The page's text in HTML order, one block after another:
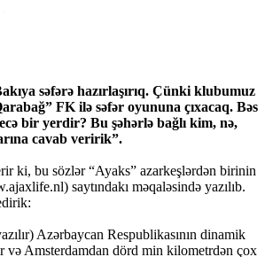
səfərə hazırlaşırıq. Çünki klubumuz
FK ilə səfər oyununa çıxacaq. Bəs
bir yerdir? Bu şəhərlə bağlı kim, nə,
cavab veririk”.
ki, bu sözlər “Ayaks” azarkeşlərdən birinin
saytındakı məqaləsində yazılıb.
Azərbaycan Respublikasının dinamik
və Amsterdamdan dörd min kilometrdən çox